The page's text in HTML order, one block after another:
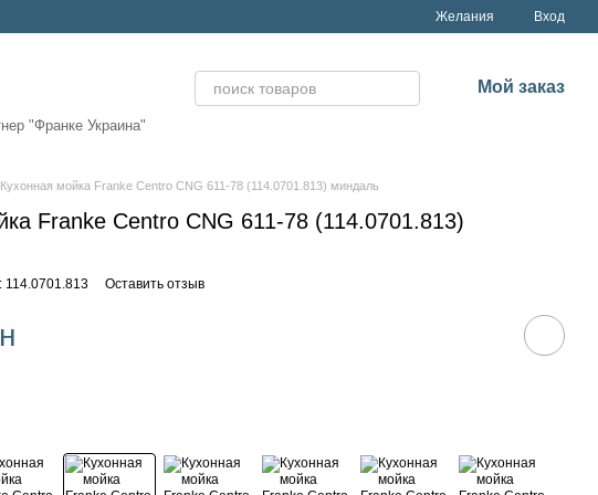
Желания Вход
"Франке Украина"
Мой заказ
Кухонная мойка Franke Centro CNG 611-78 (114.0701.813) миндаль
Franke Centro CNG 611-78 (114.0701.813)
114.0701.813 Оставить отзыв